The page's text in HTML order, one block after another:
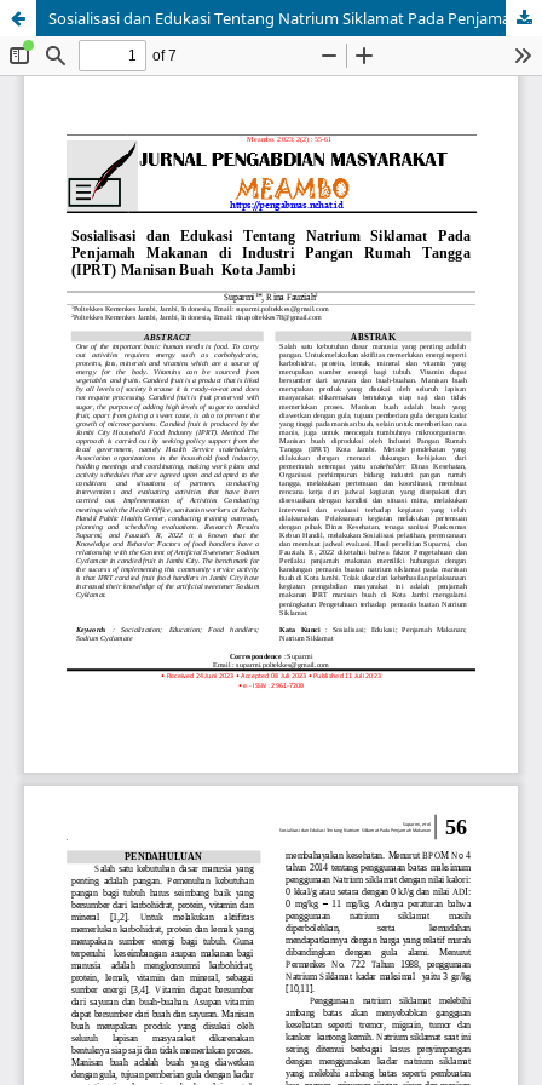
Sosialisasi dan Edukasi Tentang Natrium Siklamat Pada Penjamah Makanan di Industri Pangan Rumah Tangga (IPRT) Manisan Buah Kota Jambi